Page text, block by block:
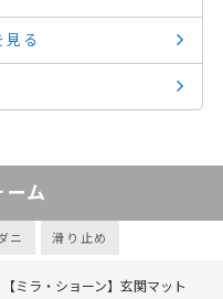
見る
ーム
ニ 滑り止め
【ミラ・ショーン】玄関マット